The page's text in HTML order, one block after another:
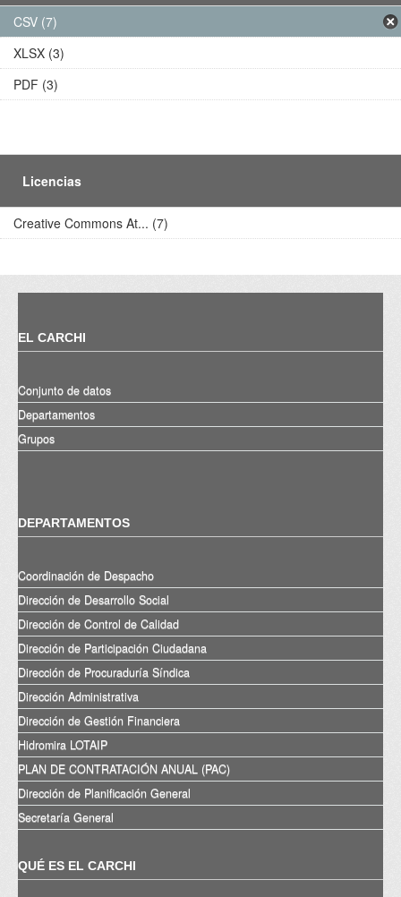
CSV (7)
XLSX (3)
PDF (3)
Licencias
Creative Commons At... (7)
EL CARCHI
Conjunto de datos
Departamentos
Grupos
DEPARTAMENTOS
Coordinación de Despacho
Dirección de Desarrollo Social
Dirección de Control de Calidad
Dirección de Participación Ciudadana
Dirección de Procuraduría Síndica
Dirección Administrativa
Dirección de Gestión Financiera
Hidromira LOTAIP
PLAN DE CONTRATACIÓN ANUAL (PAC)
Dirección de Planificación General
Secretaría General
QUÉ ES EL CARCHI